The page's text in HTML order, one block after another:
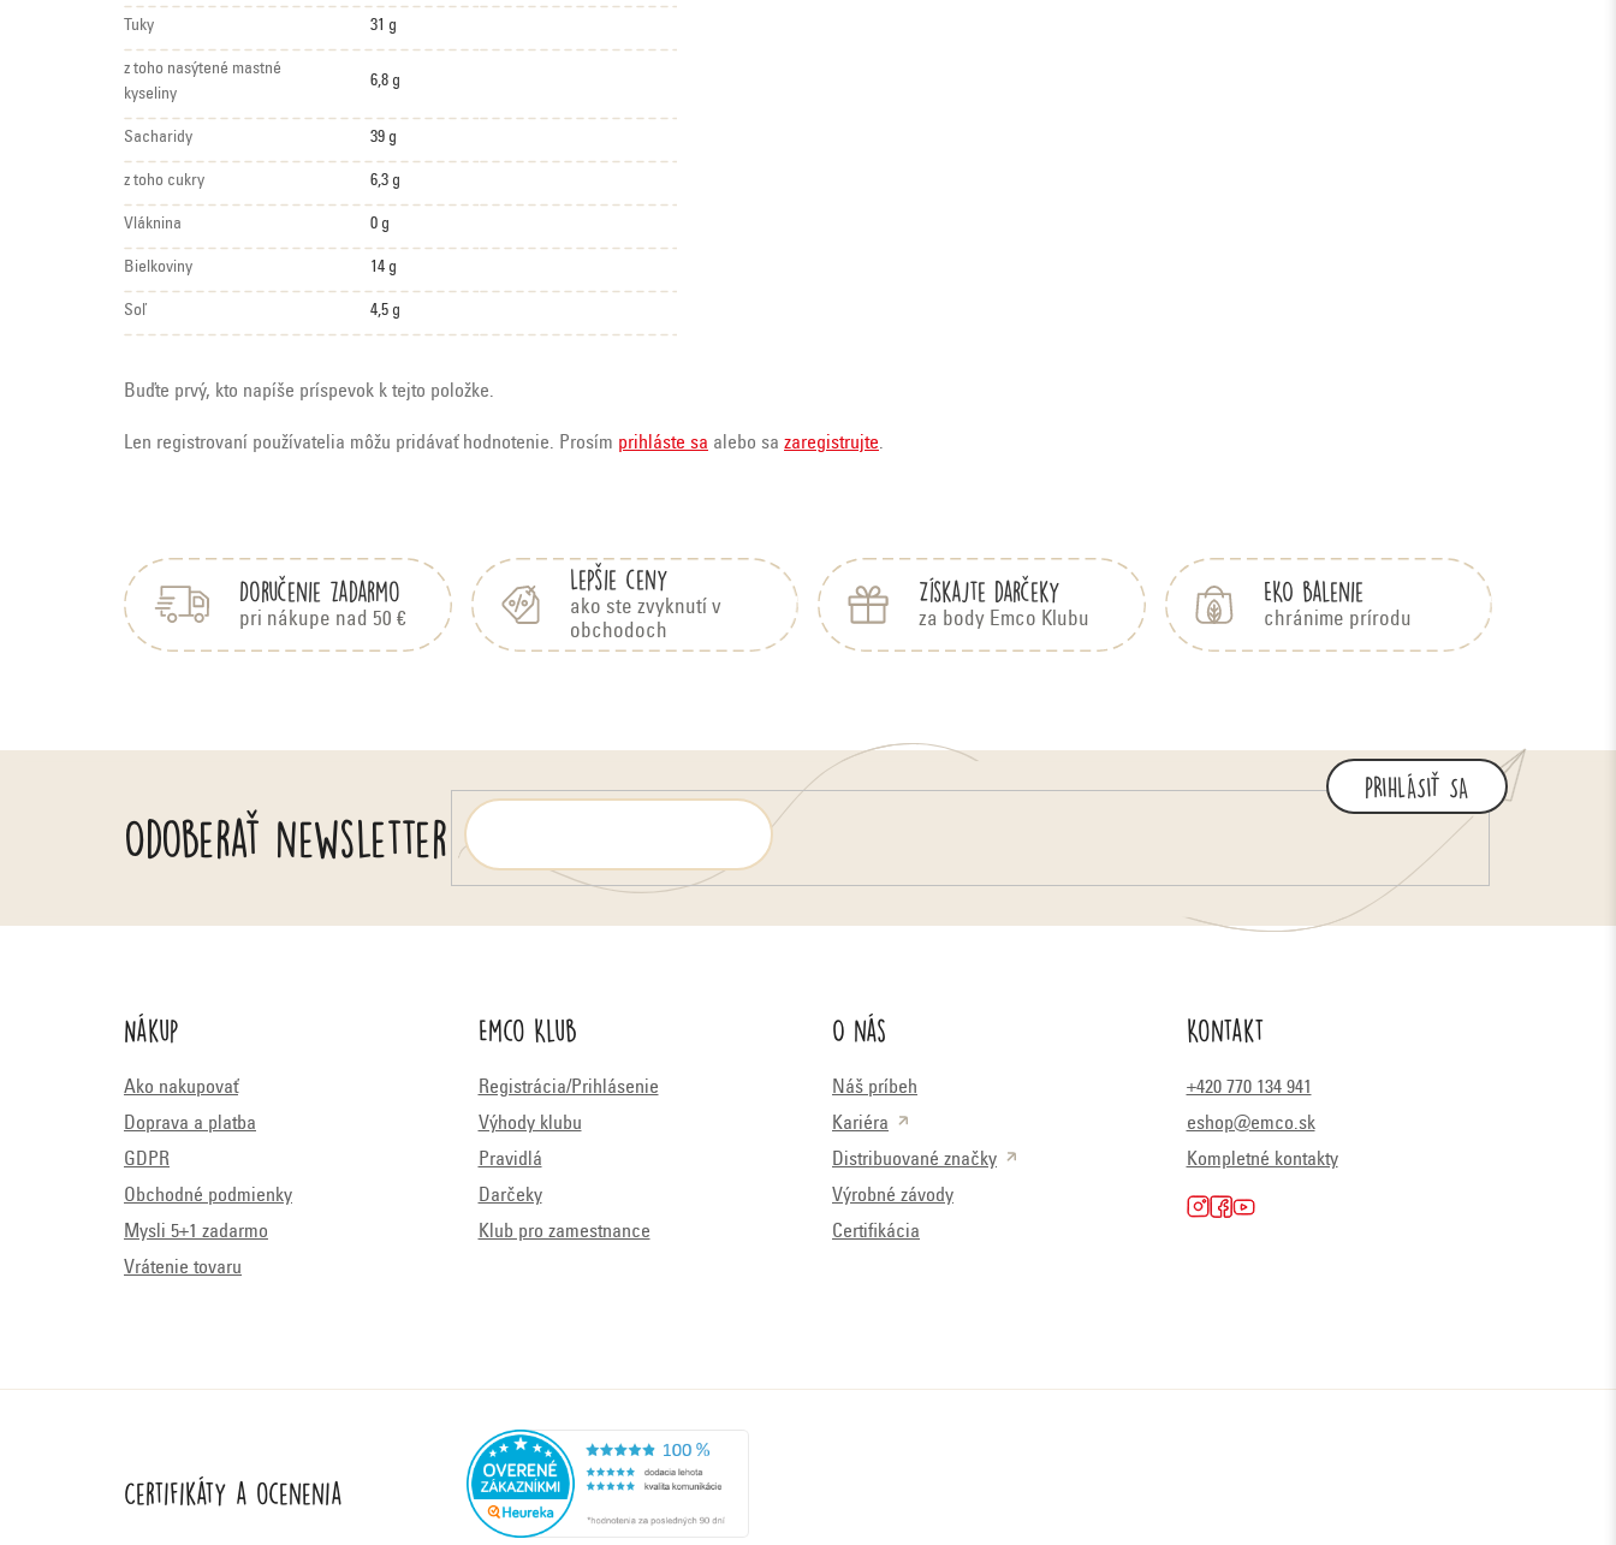
Tuky 31 g
z toho nasýtené mastné
kyseliny
6,8 g
Sacharidy 39 g
z toho cukry 6,3 g
Vláknina 0 g
Bielkoviny 14 g
Soľ 4,5 g
Buďte prvý, kto napíše príspevok k tejto položke.
Len registrovaní používatelia môžu pridávať hodnotenie. Prosím prihláste sa alebo sa zaregistrujte.
Doručenie zadarmo
pri nákupe nad 50 €
Lepšie ceny
ako ste zvyknutí v
obchodoch
Získajte darčeky
za body Emco Klubu
EKO balenie
chránime prírodu
Odoberať newsletter
PRIHLÁSIŤ SA
Nákup
Ako nakupovať
Doprava a platba
GDPR
Obchodné podmienky
Mysli 5+1 zadarmo
Vrátenie tovaru
Emco Klub
Registrácia/Prihlásenie
Výhody klubu
Pravidlá
Darčeky
Klub pro zamestnance
O nás
Náš príbeh
Kariéra
Distribuované značky
Výrobné závody
Certifikácia
Kontakt
+420 770 134 941
eshop@emco.sk
Kompletné kontakty
Certifikáty a ocenenia